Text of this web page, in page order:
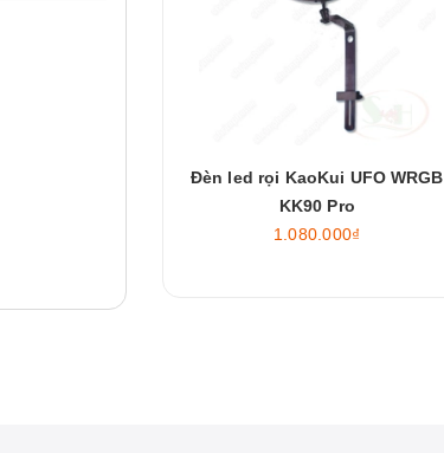
Đèn led rọi KaoKui UFO WRGB
KK90 Pro
1.080.000₫